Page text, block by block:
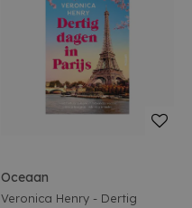
Oceaan
Veronica Henry - Dertig